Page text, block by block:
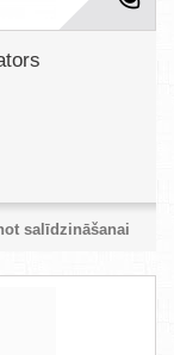
salīdzināšanai